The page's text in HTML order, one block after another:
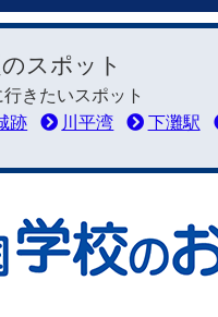
スポット
行きたいスポット
跡
川平湾 下灘駅